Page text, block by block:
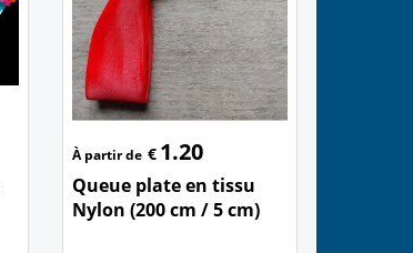
À partir de € 1.20
Queue plate en tissu
Nylon (200 cm / 5 cm)